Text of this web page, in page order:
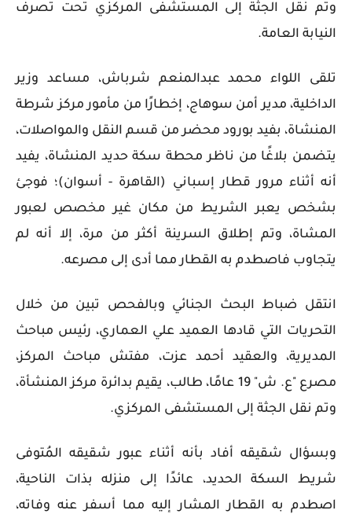
وتم نقل الجثة إلى المستشفى المركزي تحت تصرف
النيابة العامة.
تلقى اللواء محمد عبدالمنعم شرباش، مساعد وزير
الداخلية، مدير أمن سوهاج، إخطارًا من مأمور مركز شرطة
المنشاة، بفيد بورود محضر من قسم النقل والمواصلات،
يتضمن بلاغًا من ناظر محطة سكة حديد المنشاة، يفيد
أنه أثناء مرور قطار إسباني (القاهرة - أسوان)؛ فوجئ
بشخص يعبر الشريط من مكان غير مخصص لعبور
المشاة، وتم إطلاق السرينة أكثر من مرة، إلا أنه لم
يتجاوب فاصطدم به القطار مما أدى إلى مصرعه.
انتقل ضباط البحث الجنائي وبالفحص تبين من خلال
التحريات التي قادها العميد علي العماري، رئيس مباحث
المديرية، والعقيد أحمد عزت، مفتش مباحث المركز،
مصرع "ع. ش" 19 عامًا، طالب، يقيم بدائرة مركز المنشأة،
وتم نقل الجثة إلى المستشفى المركزي.
وبسؤال شقيقه أفاد بأنه أثناء عبور شقيقه المُتوفى
شريط السكة الحديد، عائدًا إلى منزله بذات الناحية،
اصطدم به القطار المشار إليه مما أسفر عنه وفاته،